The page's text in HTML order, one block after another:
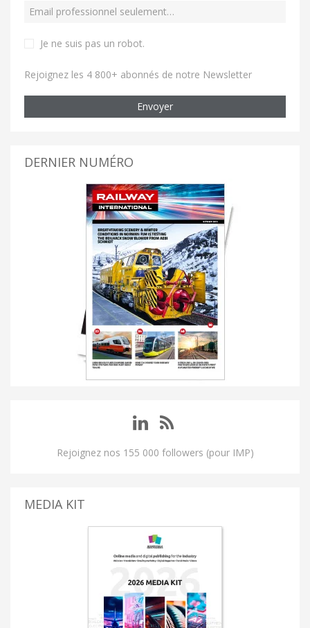
Je ne suis pas un robot.
Rejoignez les 4 800+ abonnés de notre Newsletter
Envoyer
DERNIER NUMÉRO
Rejoignez nos 155 000 followers (pour IMP)
MEDIA KIT